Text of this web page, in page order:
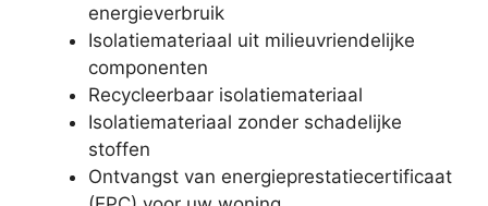
energieverbruik
Isolatiemateriaal uit milieuvriendelijke
componenten
Recycleerbaar isolatiemateriaal
Isolatiemateriaal zonder schadelijke
stoffen
Ontvangst van energieprestatiecertificaat